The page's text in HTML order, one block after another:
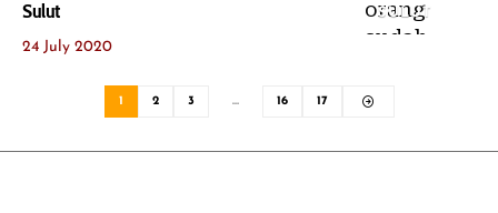
SULUT
Sulut
24 July 2020
1 2 3 … 16 17